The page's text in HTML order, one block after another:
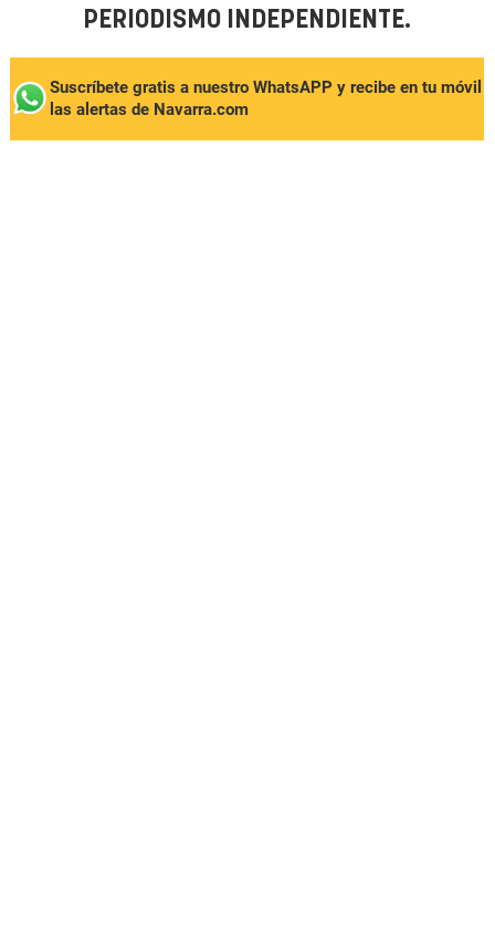
PERIODISMO INDEPENDIENTE.
Suscríbete gratis a nuestro WhatsAPP y recibe en tu móvil
las alertas de Navarra.com